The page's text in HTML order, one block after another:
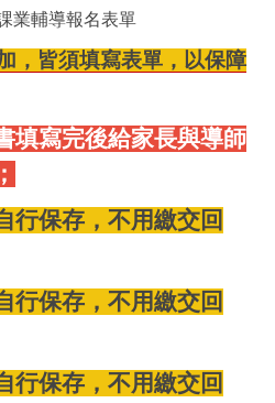
業輔導報名表單
，皆須填寫表單，以保障
填寫完後給家長與導師
行保存，不用繳交回
行保存，不用繳交回
行保存，不用繳交回